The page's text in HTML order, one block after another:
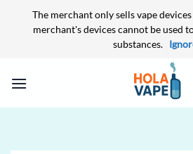
The merchant only sells vape
merchant's devices cannot be used
substances.